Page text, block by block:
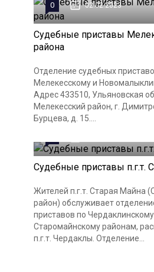
0 02.02.2023
Судебные приставы
района
Отделение судебных
Мелекесскому и
Адрес 433510, Ульяновская
Мелекесский район, г.
Бурцева, д. 15....
Судебные приставы п.г.т.
Жителей п.г.т. Старая Майна
район) обслуживает
приставов по
Старомайнскому районам,
п.г.т. Чердаклы. Отделение...